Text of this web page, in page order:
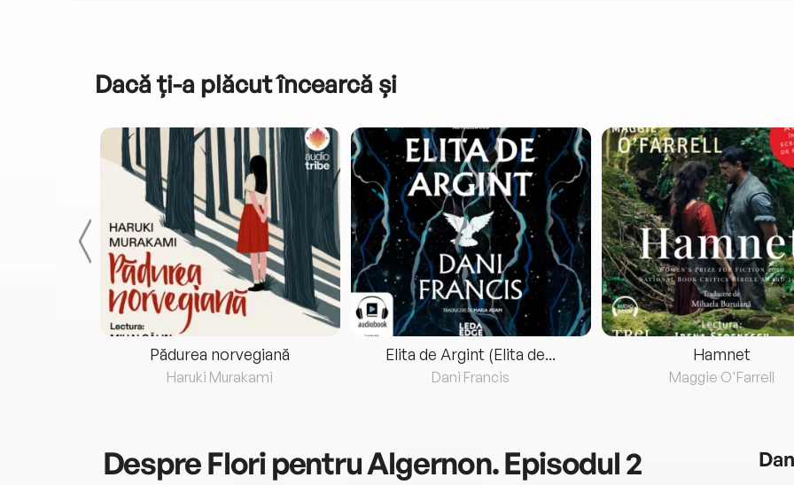
Dacă ți-a plăcut încearcă și
Pădurea norvegiană
Haruki Murakami
Elita de Argint (Elita de...
Dani Francis
Hamnet
Maggie O'Farrell
DespreFlori pentru Algernon. Episodul 2